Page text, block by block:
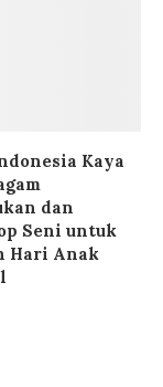
Kaya
dan
Seni untuk
Hari Anak